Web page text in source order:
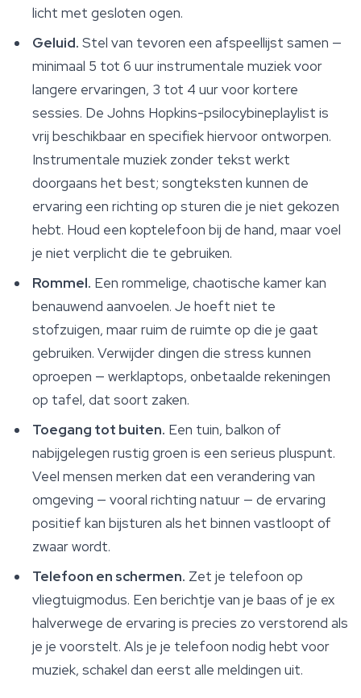
licht met gesloten ogen.
Geluid. Stel van tevoren een afspeellijst samen —
minimaal 5 tot 6 uur instrumentale muziek voor
langere ervaringen, 3 tot 4 uur voor kortere
sessies. De Johns Hopkins-psilocybineplaylist is
vrij beschikbaar en specifiek hiervoor ontworpen.
Instrumentale muziek zonder tekst werkt
doorgaans het best; songteksten kunnen de
ervaring een richting op sturen die je niet gekozen
hebt. Houd een koptelefoon bij de hand, maar voel
je niet verplicht die te gebruiken.
Rommel. Een rommelige, chaotische kamer kan
benauwend aanvoelen. Je hoeft niet te
stofzuigen, maar ruim de ruimte op die je gaat
gebruiken. Verwijder dingen die stress kunnen
oproepen — werklaptops, onbetaalde rekeningen
op tafel, dat soort zaken.
Toegang tot buiten. Een tuin, balkon of
nabijgelegen rustig groen is een serieus pluspunt.
Veel mensen merken dat een verandering van
omgeving — vooral richting natuur — de ervaring
positief kan bijsturen als het binnen vastloopt of
zwaar wordt.
Telefoon en schermen. Zet je telefoon op
vliegtuigmodus. Een berichtje van je baas of je ex
halverwege de ervaring is precies zo verstorend als
je je voorstelt. Als je je telefoon nodig hebt voor
muziek, schakel dan eerst alle meldingen uit.